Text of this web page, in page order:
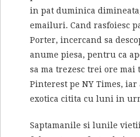
in pat duminica
emailuri. Cand rasfoiesc
Porter, incercand sa
anume piesa, pentru ca
sa ma trezesc trei ore
Pinterest pe NY Times,
exotica citita cu luni in
Saptamanile si lunile